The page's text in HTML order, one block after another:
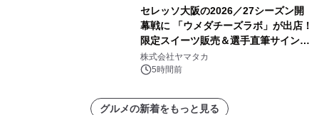
セレッソ大阪の2026／27シーズン開
幕戦に 「ウメダチーズラボ」が出店！
限定スイーツ販売＆選手直筆サイング
ッズが当たる抽選会を 8月8日に開催
株式会社ヤマタカ
5時間前
グルメの新着をもっと見る